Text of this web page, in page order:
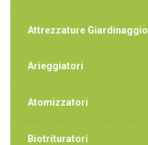
Attrezzature Giardinaggio
Arieggiatori
Atomizzatori
Biotrituratori